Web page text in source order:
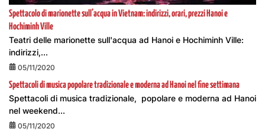
Spettacolo di marionette sull’acqua in Vietnam: indirizzi, orari, prezzi Hanoi e
Hochiminh Ville
Teatri delle marionette sull'acqua ad Hanoi e Hochiminh Ville:
indirizzi,...
05/11/2020
Spettacoli di musica popolare tradizionale e moderna ad Hanoi nel fine settimana
Spettacoli di musica tradizionale, popolare e moderna ad Hanoi
nel weekend...
05/11/2020